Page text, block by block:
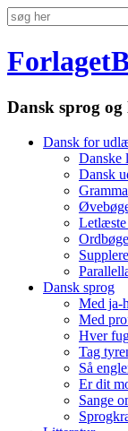
Dansk sprog
Dansk for
Danske
Dansk
Letlæste
Dansk sprog
Med ja-
Med
Hver
Tag
Så
Er dit
Sange